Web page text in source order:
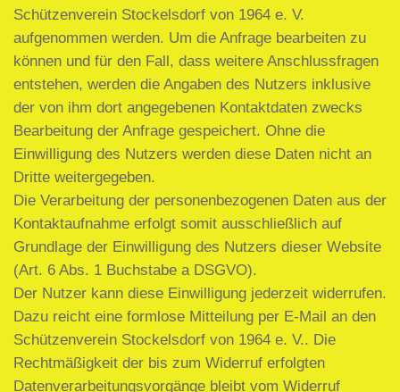
Schützenverein Stockelsdorf von 1964 e. V.
aufgenommen werden. Um die Anfrage bearbeiten zu
können und für den Fall, dass weitere Anschlussfragen
entstehen, werden die Angaben des Nutzers inklusive
der von ihm dort angegebenen Kontaktdaten zwecks
Bearbeitung der Anfrage gespeichert. Ohne die
Einwilligung des Nutzers werden diese Daten nicht an
Dritte weitergegeben.
Die Verarbeitung der personenbezogenen Daten aus der
Kontaktaufnahme erfolgt somit ausschließlich auf
Grundlage der Einwilligung des Nutzers dieser Website
(Art. 6 Abs. 1 Buchstabe a DSGVO).
Der Nutzer kann diese Einwilligung jederzeit widerrufen.
Dazu reicht eine formlose Mitteilung per E-Mail an den
Schützenverein Stockelsdorf von 1964 e. V.. Die
Rechtmäßigkeit der bis zum Widerruf erfolgten
Datenverarbeitungsvorgänge bleibt vom Widerruf